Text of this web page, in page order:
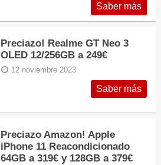
Saber más
Preciazo! Realme GT Neo 3
OLED 12/256GB a 249€
12 noviembre 2023
Saber más
Preciazo Amazon! Apple
iPhone 11 Reacondicionado
64GB a 319€ y 128GB a 379€